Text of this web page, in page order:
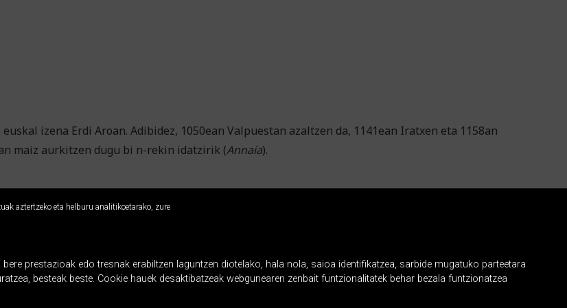
izena Erdi Aroan. Adibidez, 1050ean Valpuestan azaltzen da, 1141ean Iratxen eta 1158an
maiz aurkitzen dugu bi n-rekin idatzirik (Annaia).
aztertzeko eta helburu analitikoetarako, zure
prestazioak edo tresnak erabiltzen laguntzen diotelako, hala nola, saioa identifikatzea, sarbide mugatuko parteetara
besteak beste. Cookie hauek desaktibatzeak webgunearen zenbait funtzionalitatek behar bezala funtzionatzea